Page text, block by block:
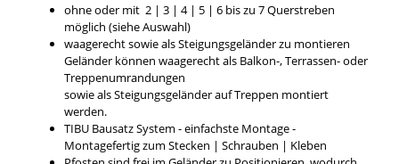
ohne oder mit 2 | 3 | 4 | 5 | 6 bis zu 7 Querstreben
möglich (siehe Auswahl)
waagerecht sowie als Steigungsgeländer zu montieren
Geländer können waagerecht als Balkon-, Terrassen- oder
Treppenumrandungen
sowie als Steigungsgeländer auf Treppen montiert
werden.
TIBU Bausatz System - einfachste Montage -
Montagefertig zum Stecken | Schrauben | Kleben